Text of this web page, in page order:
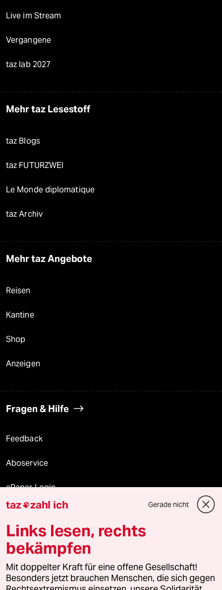
Live im Stream
Vergangene
taz lab 2027
Mehr taz Lesestoff
taz Blogs
taz FUTURZWEI
Le Monde diplomatique
taz Archiv
Mehr taz Angebote
Reisen
Kantine
Shop
Anzeigen
Fragen & Hilfe
Feedback
Aboservice
ePaper Login
Downloads für Abonnierende
© 2026 taz Verlags und Vertriebs GmbH
Alle Rechte vorbehalten. Bei rechtlichen Fragen oder für Genehmigungen
wenden Sie sich bitte an
lizenzen@taz.de
taz zahl ich Gerade nicht
Links lesen, rechts
bekämpfen
Mit doppelter Kraft für eine offene Gesellschaft!
Besonders jetzt brauchen Menschen, die sich gegen